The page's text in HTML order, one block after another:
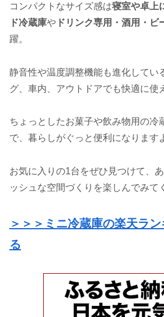
コンパクトなサイズ感は寝室や卓上
ド冷蔵庫や ドリンク専用・酒用・ビ
躍。
静音性や温度調整機能も進化してい
グ、車内、アウトドアでも快適に使
ちょっとしたお菓子や飲み物用の冷
で、暮らしがぐっと便利になります
お気に入りの1台をぜひ見つけて、
ッシュな空間づくりを楽しんでみて
＞＞＞ミニ冷蔵庫の楽天ラ
る